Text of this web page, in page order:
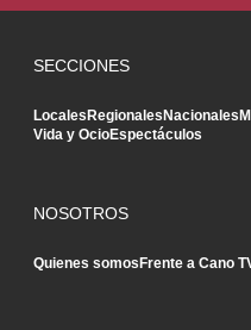
SECCIONES
LocalesRegionalesNacionales
Vida y OcioEspectáculos
NOSOTROS
Quienes somosFrente a Cano